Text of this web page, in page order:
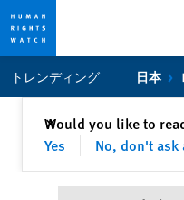
privacy
content
トレンディング 日本
Would you like to
Yes
No, don't ask
✕閉じる